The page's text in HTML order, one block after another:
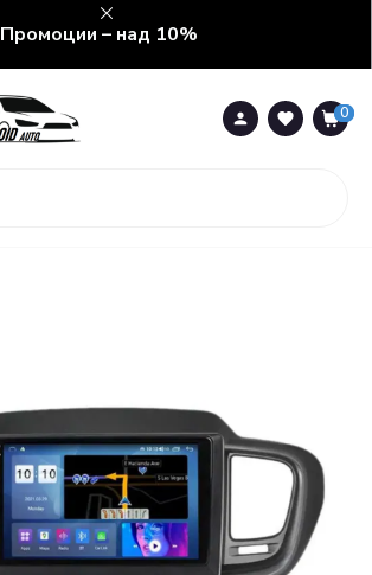
Промоции – над 10%
0
0